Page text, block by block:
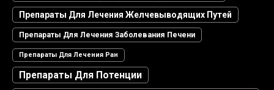
Препараты Для Лечения Желчевыводящих Путей
Препараты Для Лечения Заболевания Печени
Препараты Для Лечения Ран
Препараты Для Потенции